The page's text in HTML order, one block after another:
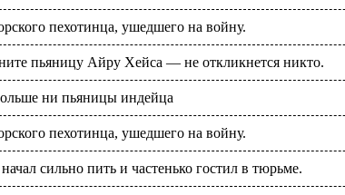
пехотинца, ушедшего на войну.
пьяницу Айру Хейса — не откликнется никто.
ни пьяницы индейца
пехотинца, ушедшего на войну.
сильно пить и частенько гостил в тюрьме.